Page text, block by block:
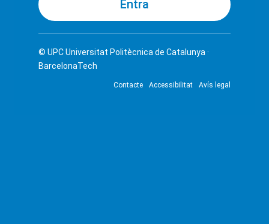
© UPCUniversitat Politècnica de Catalunya ·
BarcelonaTech
Contacte Accessibilitat Avís legal